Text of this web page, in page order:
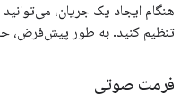
هنگام ایجاد یک جریان،
تنظیم کنید. به طور پیش‌فرض،
فرمت صوتی